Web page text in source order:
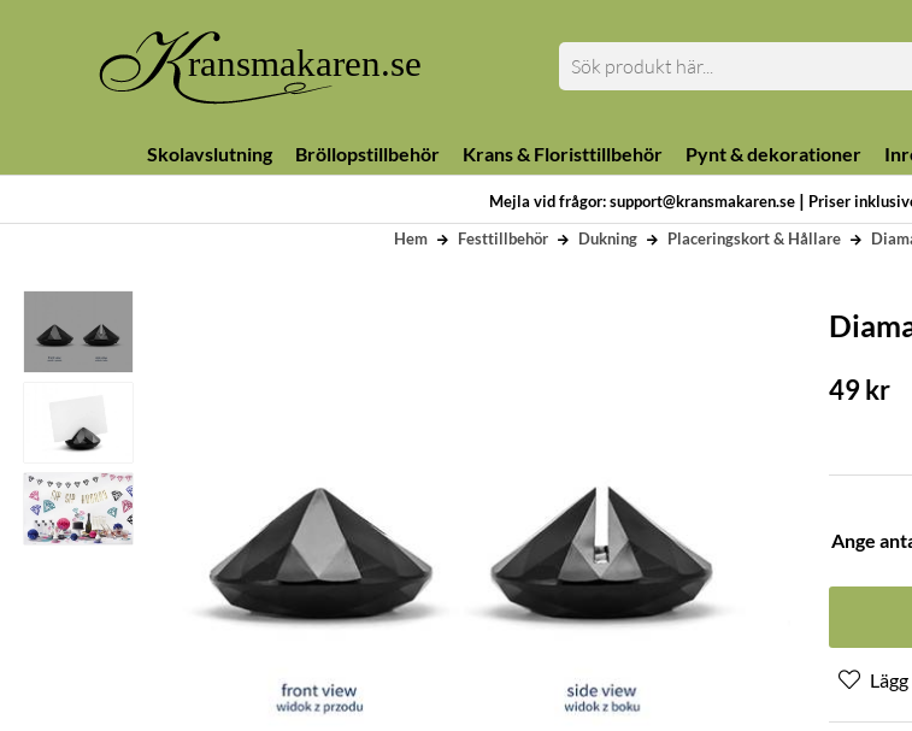
Mejla vid frågor: support@kransmakaren.se| Priser
Skolavslutning Bröllopstillbehör Krans & Floristtillbehör Pynt & dekorationer
Hem Festtillbehör Dukning Placeringskort & Hållare
49kr
Ange